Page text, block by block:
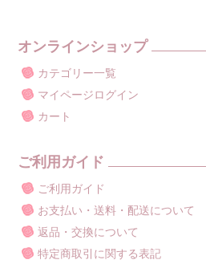
オンラインショップ
カテゴリー一覧
マイページログイン
カート
ご利用ガイド
ご利用ガイド
お支払い・送料・配送について
返品・交換について
特定商取引に関する表記